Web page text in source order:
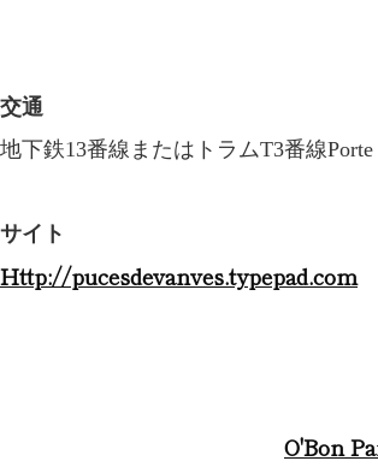
交通
地下鉄13番線またはトラムT3番線
サイト
http://pucesdevanves.typepad.com
O'Bon